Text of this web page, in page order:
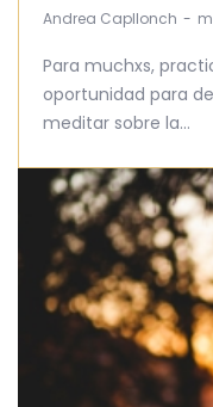
by
Andrea Capllonch
Para muchxs,
oportunidad para
meditar sobre la…